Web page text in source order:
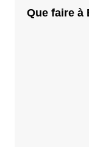
Que faire à